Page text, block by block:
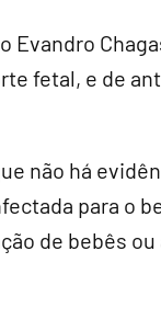
fetal, e de
não há
para o
de bebês ou